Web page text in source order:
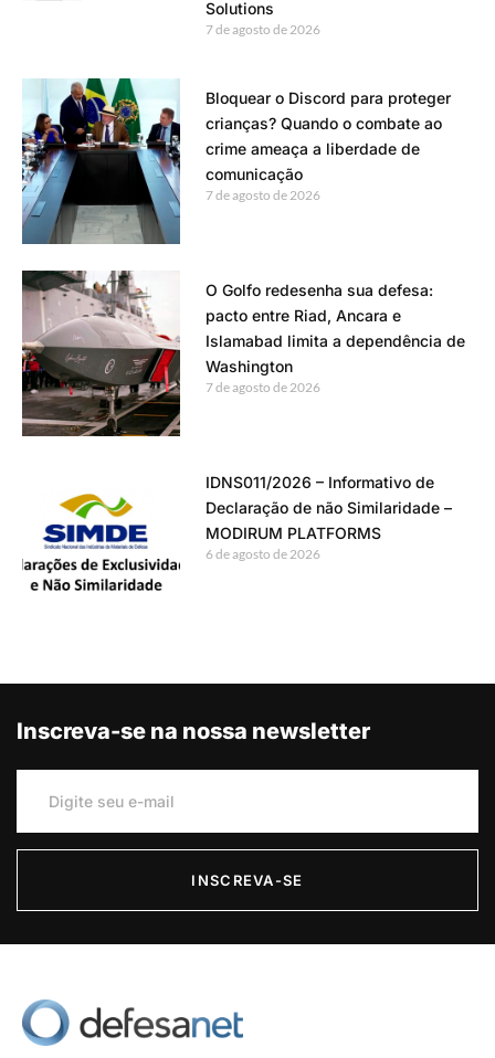
Solutions
7 de agosto de 2026
Bloquear o Discord para proteger
crianças? Quando o combate ao
crime ameaça a liberdade de
comunicação
7 de agosto de 2026
O Golfo redesenha sua defesa:
pacto entre Riad, Ancara e
Islamabad limita a dependência de
Washington
7 de agosto de 2026
IDNS011/2026 – Informativo de
Declaração de não Similaridade –
MODIRUM PLATFORMS
6 de agosto de 2026
Inscreva-se na nossa newsletter
INSCREVA-SE